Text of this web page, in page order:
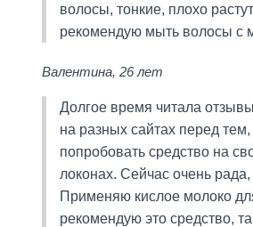
волосы, тонкие, плохо
рекомендую мыть волосы с
Валентина, 26 лет
Долгое время читала
на разных сайтах перед тем,
попробовать средство на
локонах. Сейчас очень рада,
Применяю кислое молоко
рекомендую это средство,